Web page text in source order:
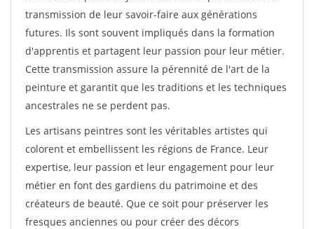
transmission de leur savoir-faire aux générations
futures. Ils sont souvent impliqués dans la formation
d'apprentis et partagent leur passion pour leur métier.
Cette transmission assure la pérennité de l'art de la
peinture et garantit que les traditions et les techniques
ancestrales ne se perdent pas.
Les artisans peintres sont les véritables artistes qui
colorent et embellissent les régions de France. Leur
expertise, leur passion et leur engagement pour leur
métier en font des gardiens du patrimoine et des
créateurs de beauté. Que ce soit pour préserver les
fresques anciennes ou pour créer des décors